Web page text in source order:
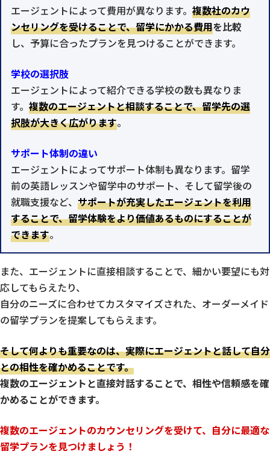
エージェントによって費用が異なります。 複数社のカウ
ンセリングを受けることで、留学にかかる費用を比較
し、予算に合ったプランを見つけることができます。
学校の選択肢
エージェントによって紹介できる学校の数も異なりま
す。 複数のエージェントと相談することで、留学先の選
択肢が大きく広がります。
サポート体制の違い
エージェントによってサポート体制も異なります。留学
前の英語レッスンや留学中のサポート、そして留学後の
就職支援など、 サポートが充実したエージェントを利用
することで、留学体験をより価値あるものにすることが
できます。
また、エージェントに直接相談することで、細かい要望にも対
応してもらえたり、
自分のニーズに合わせてカスタマイズされた、オーダーメイド
の留学プランを提案してもらえます。
そして何よりも重要なのは、実際にエージェントと話して自分
との相性を確かめることです。
複数のエージェントと直接対話することで、相性や信頼感を確
かめることができます。
複数のエージェントのカウンセリングを受けて、自分に最適な
留学プランを見つけましょう！